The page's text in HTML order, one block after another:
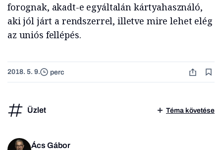
forognak, akadt-e egyáltalán kártyahasználó,
aki jól járt a rendszerrel, illetve mire lehet elég
az uniós fellépés.
2018. 5. 9. perc
Üzlet Téma követése
Ács Gábor